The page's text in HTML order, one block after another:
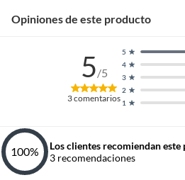
Opiniones de este producto
5/5
3comentarios 1
2
3
4
5
100%
Los clientes recomiendan
3 recomendaciones